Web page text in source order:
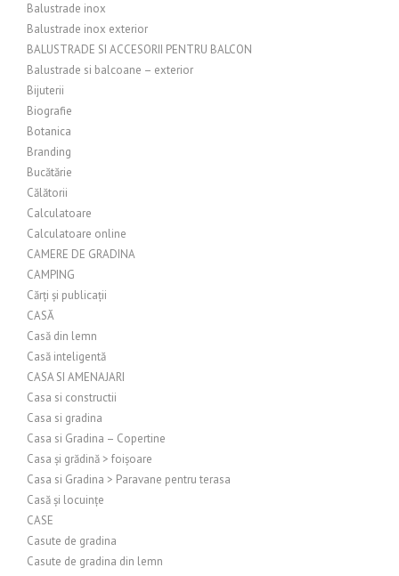
Balustrade inox
Balustrade inox exterior
BALUSTRADE SI ACCESORII PENTRU BALCON
Balustrade si balcoane – exterior
Bijuterii
Biografie
Botanica
Branding
Bucătărie
Călătorii
Calculatoare
Calculatoare online
CAMERE DE GRADINA
CAMPING
Cărți și publicații
CASĂ
Casă din lemn
Casă inteligentă
CASA SI AMENAJARI
Casa si constructii
Casa si gradina
Casa si Gradina – Copertine
Casa și grădină > foișoare
Casa si Gradina > Paravane pentru terasa
Casă și locuințe
CASE
Casute de gradina
Casute de gradina din lemn